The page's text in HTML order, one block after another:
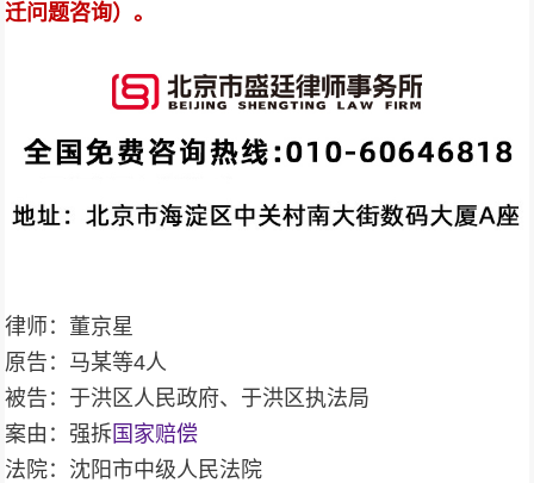
迁问题咨询）。
律师：董京星
原告：马某等4人
被告：于洪区人民政府、于洪区执法局
案由：强拆国家赔偿
法院：沈阳市中级人民法院